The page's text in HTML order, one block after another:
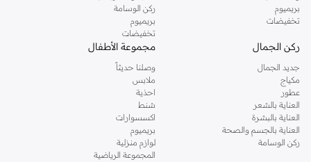
بريميوم
تخفيضات
ركن الوسامة
بريميوم
تخفيضات
ركن الجمال
جديد الجمال
مكياج
عطور
العناية بالشعر
العناية بالبشرة
العناية بالجسم والصحة
ركن الوسامة
مجموعة الأطفال
وصلنا حديثاً
ملابس
احذية
شنط
اكسسوارات
بريميوم
لوازم منزلية
المجموعة الرياضية